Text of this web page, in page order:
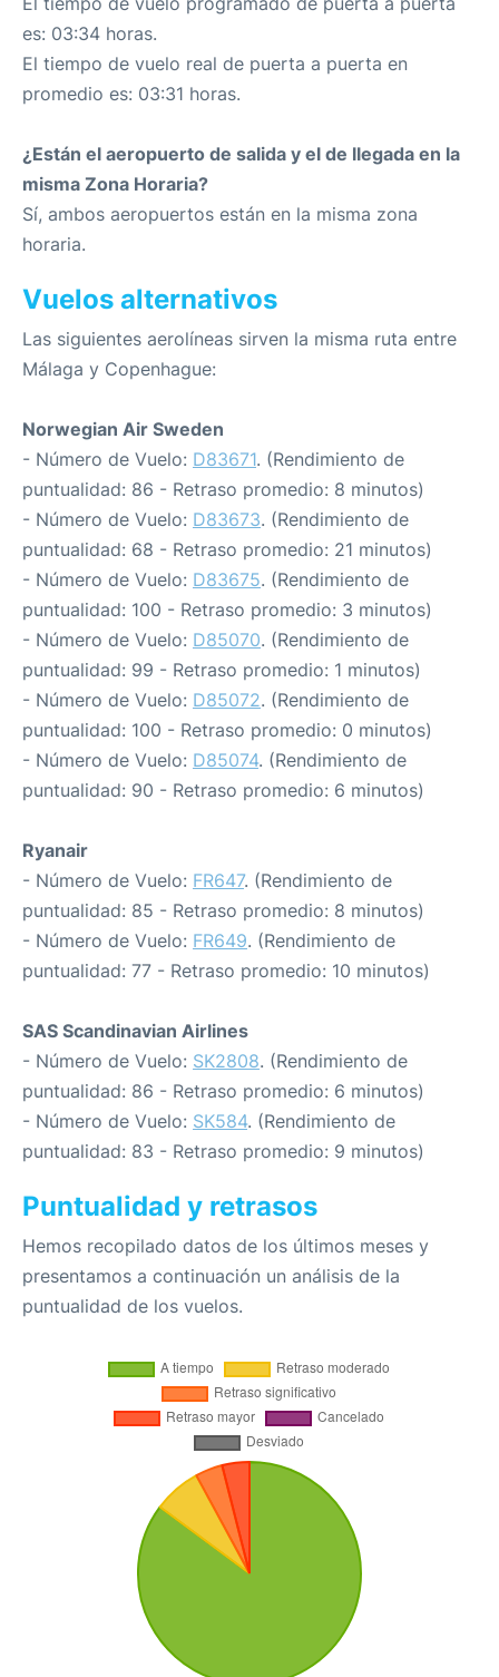
es: 03:34 horas.
El tiempo de vuelo real de puerta a puerta en
promedio es: 03:31 horas.
¿Están el aeropuerto de salida y el de llegada en la
misma Zona Horaria?
Sí, ambos aeropuertos están en la misma zona
horaria.
Vuelos alternativos
Las siguientes aerolíneas sirven la misma ruta entre
Málaga y Copenhague:
Norwegian Air Sweden
- Número de Vuelo: D83671. (Rendimiento de
puntualidad: 86 - Retraso promedio: 8 minutos)
- Número de Vuelo: D83673. (Rendimiento de
puntualidad: 68 - Retraso promedio: 21 minutos)
- Número de Vuelo: D83675. (Rendimiento de
puntualidad: 100 - Retraso promedio: 3 minutos)
- Número de Vuelo: D85070. (Rendimiento de
puntualidad: 99 - Retraso promedio: 1 minutos)
- Número de Vuelo: D85072. (Rendimiento de
puntualidad: 100 - Retraso promedio: 0 minutos)
- Número de Vuelo: D85074. (Rendimiento de
puntualidad: 90 - Retraso promedio: 6 minutos)
Ryanair
- Número de Vuelo: FR647. (Rendimiento de
puntualidad: 85 - Retraso promedio: 8 minutos)
- Número de Vuelo: FR649. (Rendimiento de
puntualidad: 77 - Retraso promedio: 10 minutos)
SAS Scandinavian Airlines
- Número de Vuelo: SK2808. (Rendimiento de
puntualidad: 86 - Retraso promedio: 6 minutos)
- Número de Vuelo: SK584. (Rendimiento de
puntualidad: 83 - Retraso promedio: 9 minutos)
Puntualidad y retrasos
Hemos recopilado datos de los últimos meses y
presentamos a continuación un análisis de la
puntualidad de los vuelos.